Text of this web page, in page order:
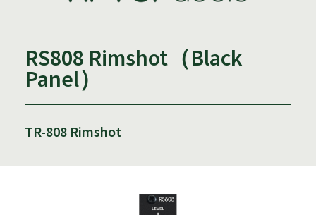
RS808 Rimshot（Black
Panel）
TR-808 Rimshot